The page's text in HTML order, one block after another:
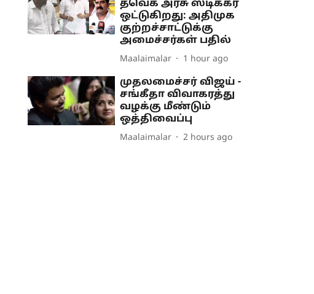
தவெக அரசு ஸ்டிக்கர்
ஒட்டுகிறது: அதிமுக
குற்றச்சாட்டுக்கு
அமைச்சர்கள் பதில்
Maalaimalar 1 hour ago
முதலமைச்சர் விஜய் -
சங்கீதா விவாகரத்து
வழக்கு மீண்டும்
ஒத்திவைப்பு
Maalaimalar 2 hours ago